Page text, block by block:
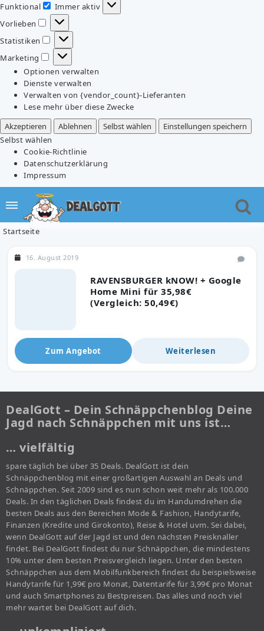
Funktional
Funktional
Immer aktiv
Vorlieben
Vorlieben
Statistiken
Statistiken
Marketing
Marketing
Optionen verwalten
Dienste verwalten
Verwalten von {vendor_count}-Lieferanten
Lese mehr über diese Zwecke
Akzeptieren
Ablehnen Selbst wählen
Einstellungen speichern
Selbst wählen
Cookie-Richtlinie
Datenschutzerklärung
Impressum
Startseite
RAVENSBURGER kNOW! + Google
Home Mini für 35,98€
(Vergleich: 50,49€)
16. August 2019
Zum Angebot Weiterlesen
DealGott – Dein Schnäppchenblog Deine
Jagd nach Schnäppchen mit uns ist…
… vielfältig
spare täglich bei über 35 Deals. DealGott ist dein
Schnäppchenblog mit einer großartigen Auswahl an Deals und
Schnäppchen. Seit 2009 sind es nun schon weit mehr als 100.000
Deals. In den täglichen Deals findest du im Handumdrehen die
besten Deals aus den Bereichen Mode & Fashion, Handytarife,
Finanzen (Kredite und Girokonto), Reise & Hotel uvm. Sei dabei,
wenn DealGott auf der Jagd ist und den nächsten Preisknaller
findet. Bei DealGott findest du nur Schnäppchen, die mindestens
10% unter dem besten Preisvergleich liegen. Unter den besten
Schnäppchen aus dem Mobilfunkbereich findest du beispielsweise
Handytarife für 1,99€ pro Monat, Datentarife für 3,99€ pro Monat
und auch Smartphones zu Bestpreisen. Das alles und noch viel
mehr wartet bei DealGott auf dich.